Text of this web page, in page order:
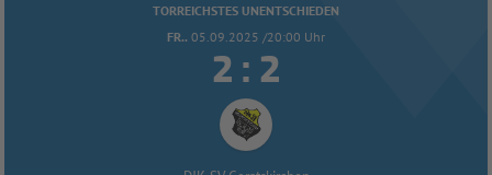
TORREICHSTES UNENTSCHIEDEN
FR.. 05.09.2025 /20:00 Uhr
 : 